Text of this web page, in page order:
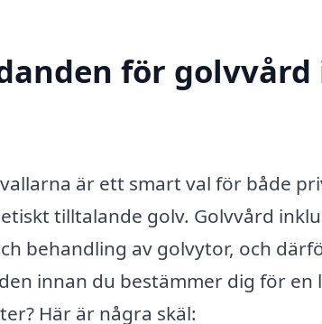
för golvvård
är ett smart val för både
tilltalande golv. Golvvård
behandling av golvytor, och
innan du bestämmer dig för en
Här är några skäl: